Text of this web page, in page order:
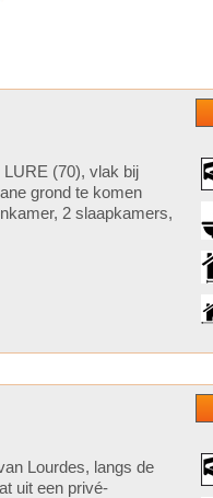
(70), vlak bij
grond te komen
2 slaapkamers,
Lourdes, langs de
uit een privé-